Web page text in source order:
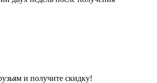
и получите скидку!